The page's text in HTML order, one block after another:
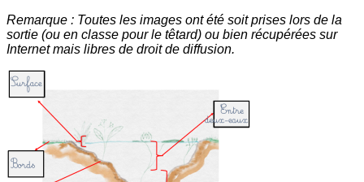
Remarque : Toutes les images ont été soit prises lors de la
sortie (ou en classe pour le têtard) ou bien récupérées sur
Internet mais libres de droit de diffusion.